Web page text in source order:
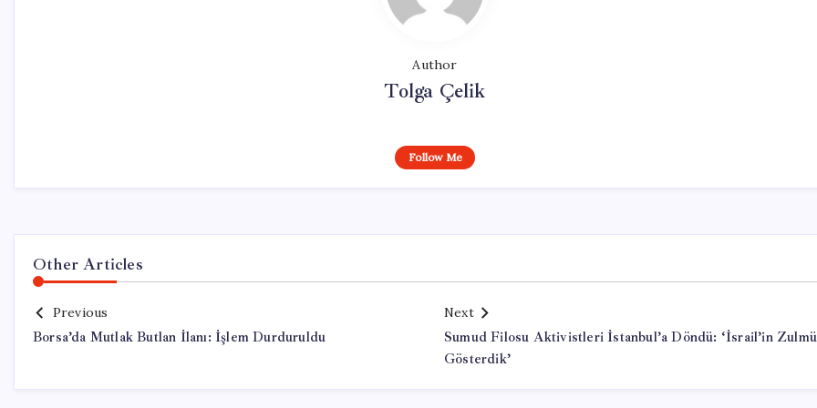
Author
Tolga Çelik
Follow Me
Other Articles
Previous
Borsa’da Mutlak Butlan İlanı: İşlem Durduruldu
Next
Sumud Filosu Aktivistleri İstanbul’a Döndü: ‘İsrail’in
Gösterdik’